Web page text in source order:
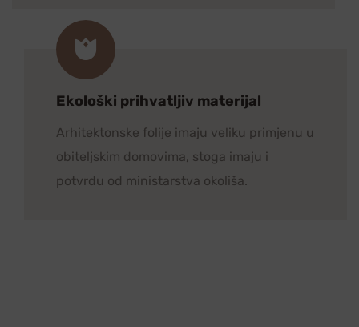
Ekološki prihvatljiv materijal
Arhitektonske folije imaju veliku primjenu u
obiteljskim domovima, stoga imaju i
potvrdu od ministarstva okoliša.